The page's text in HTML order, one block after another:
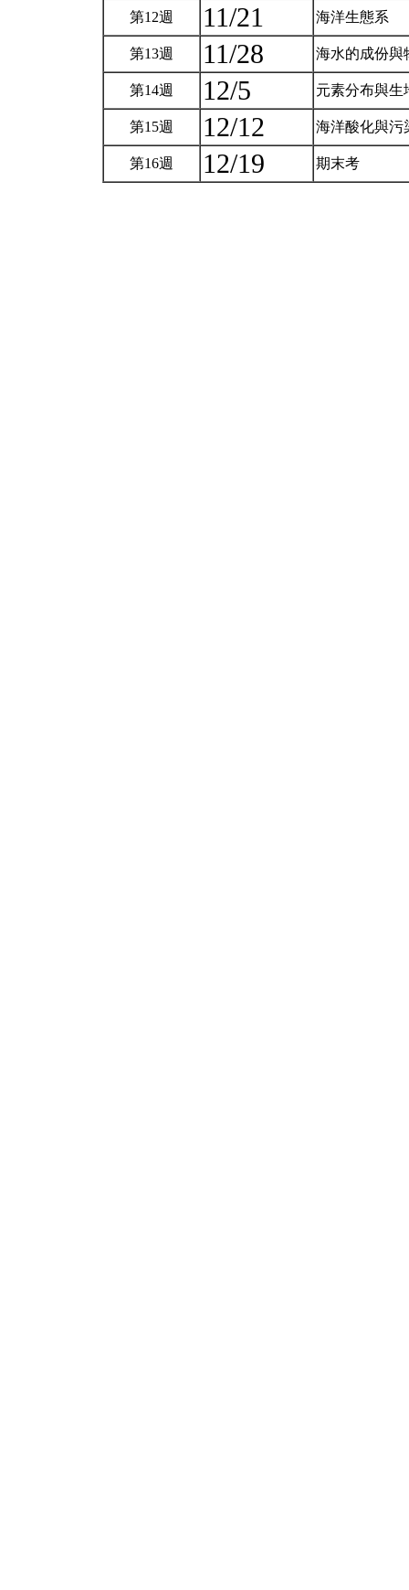
第12週 11/21 海洋生態系
第13週 11/28 海水的成份
第14週 12/5 元素分布與
第15週 12/12 海洋酸化與
第16週 12/19 期末考